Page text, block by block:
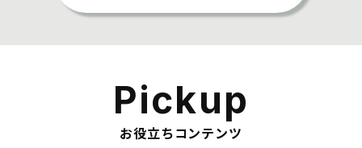
Pickup
お役立ちコンテンツ